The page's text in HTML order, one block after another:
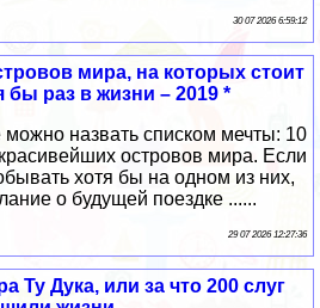
30 07 2026 6:59:12
мира, на которых стоит
бы раз в жизни – 2019 *
назвать списком мечты: 10
островов мира. Если
хотя бы на одном из них,
о будущей поездке ......
29 07 2026 12:27:36
Ту Дука, или за что 200 слуг